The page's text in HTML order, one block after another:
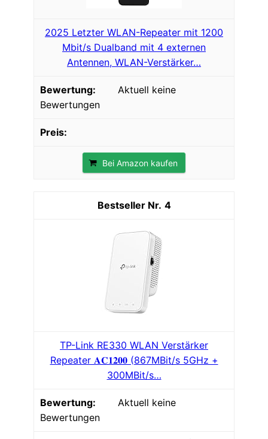
2025 Letzter WLAN-Repeater mit 1200
Mbit/s Dualband mit 4 externen
Antennen, WLAN-Verstärker…
Aktuell keine
Bewertungen
Bei Amazon kaufen
4
TP-Link RE330 WLAN Verstärker
Repeater 𝐀𝐂𝟏𝟐𝟎𝟎 (867MBit/s 5GHz +
300MBit/s…
Aktuell keine
Bewertungen